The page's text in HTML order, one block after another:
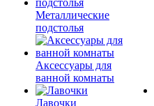
Металлические
подстолья
Аксессуары для
ванной комнаты
Лавочки